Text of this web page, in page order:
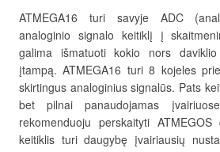
ATMEGA16 turi savyje ADC
analoginio signalo keitiklį į
galima išmatuoti kokio nors
įtampą. ATMEGA16 turi 8 kojeles
skirtingus analoginius signalūs. Pats
bet pilnai panaudojamas
rekomenduoju perskaityti
keitiklis turi daugybę įvairiausių